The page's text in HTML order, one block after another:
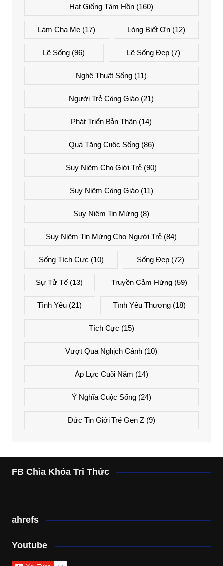
Hạt Giống Tâm Hồn (160)
Làm Cha Mẹ (17) Lòng Biết Ơn(12)
Lẽ Sống (96) Lẽ Sống Đẹp(7)
Nghệ Thuật Sống (11)
Người Trẻ Công Giáo (21)
Phát Triển Bản Thân (14)
Quà Tặng Cuộc Sống(86)
Suy Niệm Cho Giới Trẻ (90)
Suy Niệm Công Giáo(11)
Suy Niệm Tin Mừng (8)
Suy Niệm Tin Mừng Cho Người Trẻ (84)
Sống Tích Cực (10) Sống Đẹp (72)
Sự Tử Tế (13) Truyền Cảm Hứng(59)
Tình Yêu (21) Tình Yêu Thương(18)
Tích Cực (15)
Vượt Qua Nghịch Cảnh (10)
Áp Lực Cuối Năm (14)
Ý Nghĩa Cuộc Sống(24)
Đức Tin Giới Trẻ Gen Z(9)
FB Chìa Khóa Tri Thức
ahrefs
Youtube